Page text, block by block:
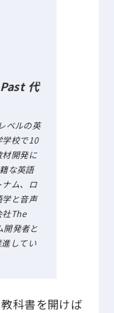
代
ベルの英
学校で10
開発に
な英語
ム、ロ
学と音声
社The
開発者と
してい
科書を開けば